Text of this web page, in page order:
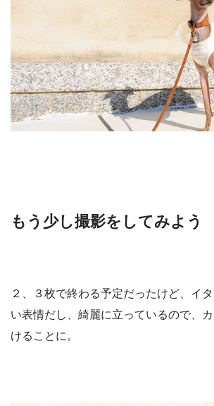
もう少し撮影をしてみよう
２、３枚で終わる予定だったけど、イ
い表情だし、綺麗に立っているので、
けることに。